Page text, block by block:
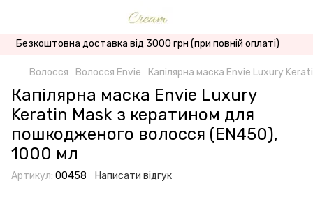
Безкоштовна доставка від 3000 грн (при повній оплаті)
Волосся Волосся Envie Капілярна маска Envie Luxury
Капілярна маска Envie Luxury
Keratin Mask з кератином для
пошкодженого волосся (EN450),
1000 мл
Артикул: 00458 Написати відгук